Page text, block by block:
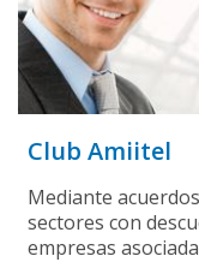
Club Amiitel
Mediante
sectores con
empresas